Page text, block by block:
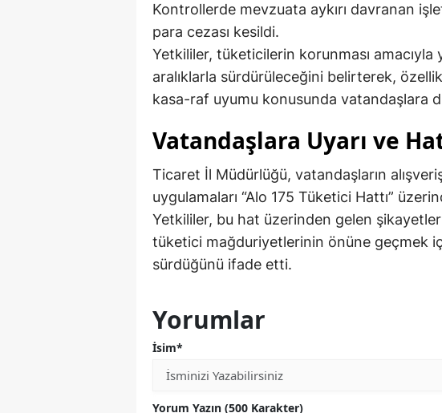
Kontrollerde mevzuata aykırı davranan
para cezası kesildi.
Yetkililer, tüketicilerin korunması
aralıklarla sürdürüleceğini belirterek,
kasa-raf uyumu konusunda vatandaşlara
Vatandaşlara Uyarı ve
Ticaret İl Müdürlüğü, vatandaşların alışveriş
uygulamaları “Alo 175 Tüketici Hattı”
Yetkililer, bu hat üzerinden gelen
tüketici mağduriyetlerinin önüne geçmek
sürdüğünü ifade etti.
Yorumlar
İsim*
Yorum Yazın (500 Karakter)